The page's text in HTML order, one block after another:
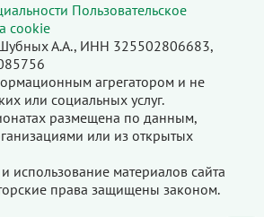
Пользовательское
cookie
А.А., ИНН 325502806683,
агрегатором и не
или социальных услуг.
размещена по данным,
или из открытых
материалов сайта
права защищены законом.